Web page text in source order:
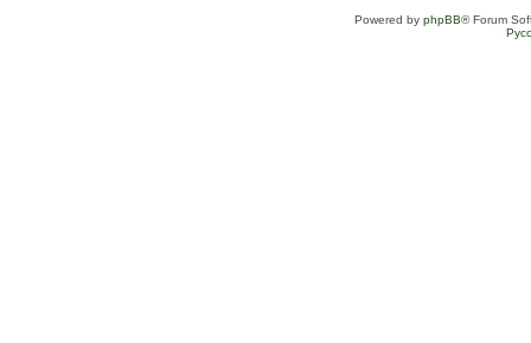
Powered by phpBB® Forum